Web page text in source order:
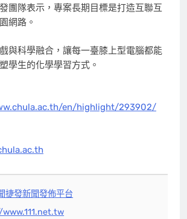
團隊表示，專案長期目標是打造互聯互
網路。
與科學融合，讓每一臺膝上型電腦都能
學生的化學學習方式。
en/highlight/293902/
捷發新聞發佈平台